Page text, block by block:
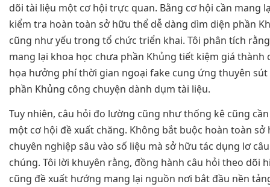
dõi tài liệu một cơ hội trực quan. Bằng cơ hội cần mang
kiểm tra hoàn toàn sở hữu thể dễ dàng dìm diện phần
cũng như yếu trong tổ chức triển khai. Tôi phân tích
mang lại khoa học chưa phần Khủng tiết kiệm giá thành
họa hưởng phí thời gian ngoại fake cung ứng thuyên
phần Khủng công chuyện dành dụm tài liệu.
Tuy nhiên, câu hỏi đo lường cũng như thống kê cũng
một cơ hội đề xuất chăng. Không bắt buộc hoàn toàn
chuyên nghiệp sâu vào số liệu mà sở hữu tác dụng lơ
chúng. Tôi lời khuyên rằng, đồng hành câu hỏi theo dõi
cũng đề xuất hướng mang lại nguồn nơi bắt đầu nền